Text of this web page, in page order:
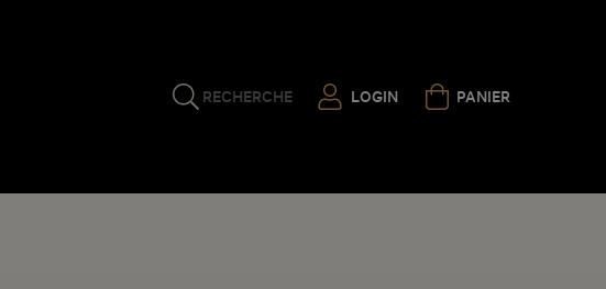
RECHERCHE LOGIN PANIER